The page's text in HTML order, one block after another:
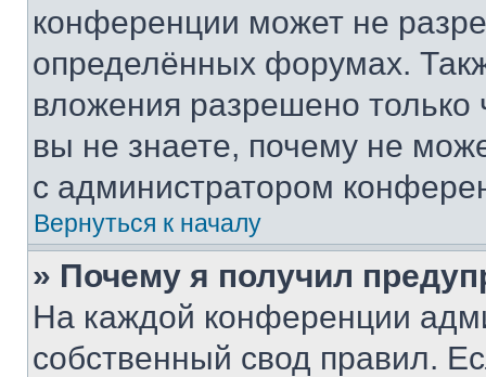
конференции может не
определённых форумах.
вложения разрешено
вы не знаете, почему не
с администратором
Вернуться к началу
» Почему я получил
На каждой конференции
собственный свод правил.